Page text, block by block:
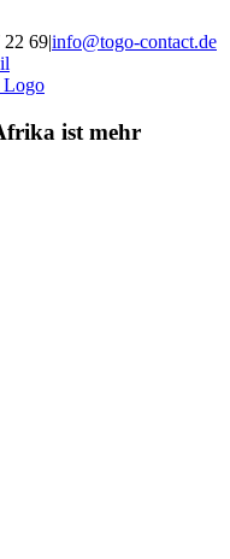
22 69|info@togo-contact.de
ist mehr